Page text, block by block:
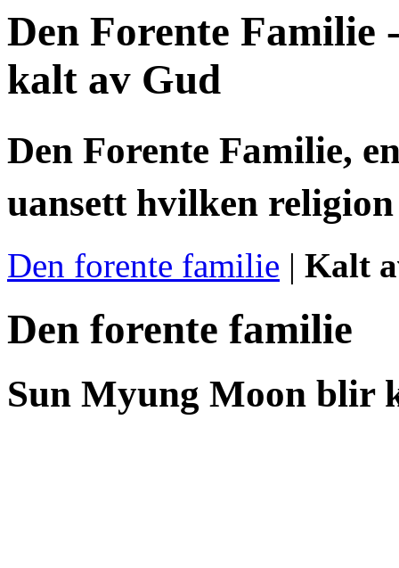
Den Forente
kalt av Gud
Den Forente Familie,
uansett hvilken
Den forente familie | Kalt
Den forente familie
Sun Myung Moon blir